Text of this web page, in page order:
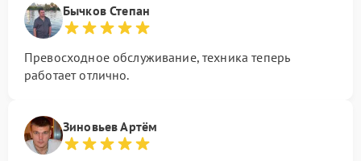
Бычков Степан
Превосходное обслуживание, техника теперь
работает отлично.
Зиновьев Артём